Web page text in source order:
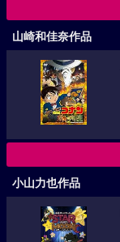
山崎和佳奈作品
小山力也作品